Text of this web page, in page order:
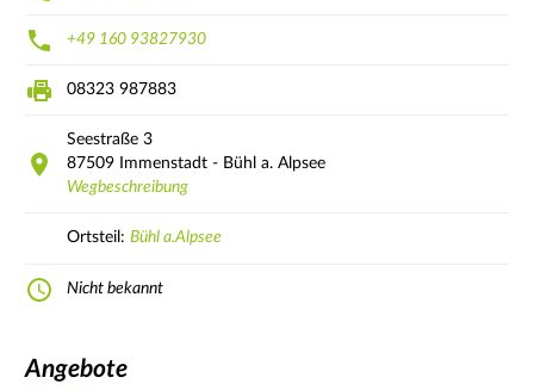
+49 160 93827930
08323 987883
Seestraße 3
87509
Immenstadt - Bühl a. Alpsee
Wegbeschreibung
Ortsteil: Bühl a.Alpsee
Nicht bekannt
Angebote